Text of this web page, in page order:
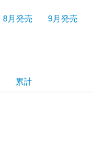
8月発売 9月発売
累計